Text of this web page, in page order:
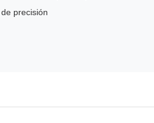
precisión